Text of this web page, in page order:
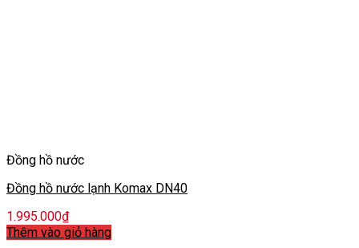
Đồng hồ nước
Đồng hồ nước lạnh Komax DN40
1.995.000₫
Thêm vào giỏ hàng